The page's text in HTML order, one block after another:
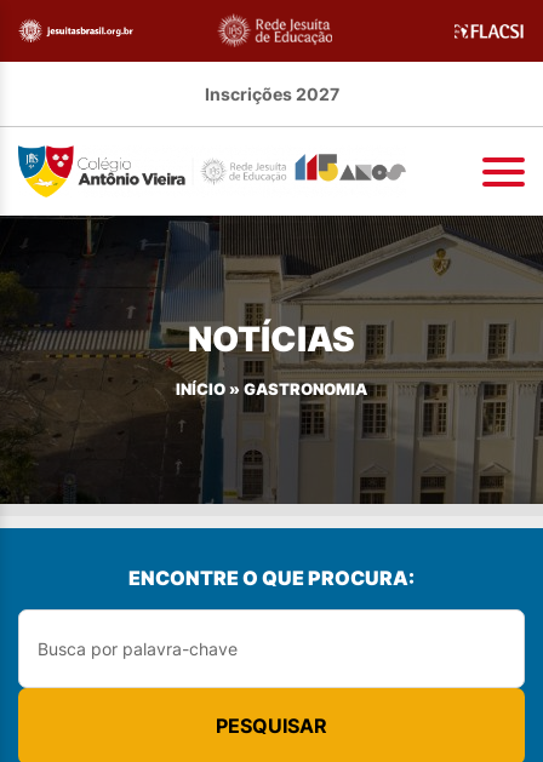
Inscrições 2027
NOTÍCIAS
INÍCIO » GASTRONOMIA
ENCONTRE O QUE PROCURA:
PESQUISAR